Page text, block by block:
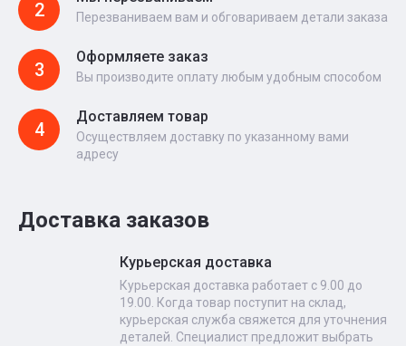
2 Перезваниваем вам и обговариваем детали заказа
3
Оформляете заказ
Вы производите оплату любым удобным способом
4
Доставляем товар
Осуществляем доставку по указанному вами
адресу
Доставка заказов
Курьерская доставка
Курьерская доставка работает с 9.00 до
19.00. Когда товар поступит на склад,
курьерская служба свяжется для уточнения
деталей. Специалист предложит выбрать